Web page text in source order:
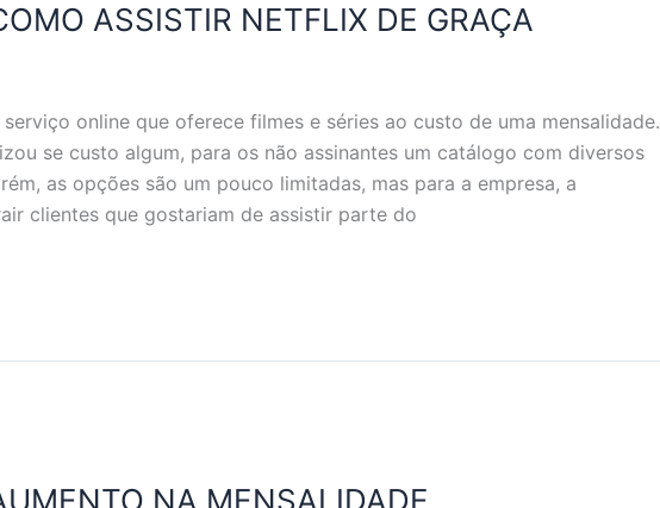
ASSISTIR NETFLIX DE GRAÇA
online que oferece filmes e séries ao custo de uma mensalidade.
se custo algum, para os não assinantes um catálogo com diversos
as opções são um pouco limitadas, mas para a empresa, a
clientes que gostariam de assistir parte do
NA MENSALIDADE